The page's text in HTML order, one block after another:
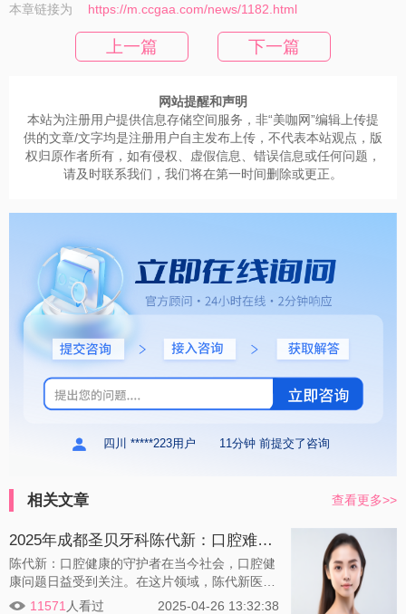
本章链接为 https://m.ccgaa.com/news/1182.html
上一篇 下一篇
网站提醒和声明
本站为注册用户提供信息存储空间服务，非“美咖网”编辑上传提
供的文章/文字均是注册用户自主发布上传，不代表本站观点，版
权归原作者所有，如有侵权、虚假信息、错误信息或任何问题，
请及时联系我们，我们将在第一时间删除或更正。
四川 *****223用户 11分钟 前提交了咨询
相关文章 查看更多>>
2025年成都圣贝牙科陈代新：口腔难题一网打尽，专业服务更贴心！
陈代新：口腔健康的守护者在当今社会，口腔健
康问题日益受到关注。在这片领域，陈代新医生
以其卓越的医术和热情的服务，成为了备受赞誉
2025-04-26 13:32:38
11571 人看过